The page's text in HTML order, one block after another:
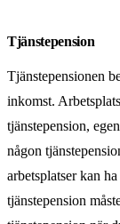
Tjänstepension
Tjänstepensionen
inkomst.
tjänstepension,
någon
arbetsplatser kan
tjänstepension